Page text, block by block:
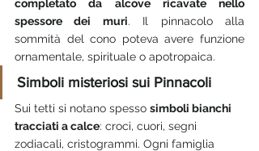
completato da alcove ricavate nello
spessore dei muri. Il pinnacolo alla
sommità del cono poteva avere funzione
ornamentale, spirituale o apotropaica.
Simboli misteriosi sui Pinnacoli
Sui tetti si notano spesso simboli bianchi
tracciati a calce: croci, cuori, segni
zodiacali, cristogrammi. Ogni famiglia